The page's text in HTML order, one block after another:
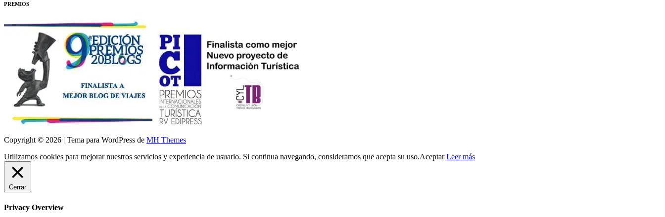
PREMIOS
Copyright © 2026 | Tema para WordPress de MH Themes
Utilizamos cookies para mejorar nuestros servicios y experiencia de usuario. Si continua navegando, consideramos que acepta su uso.Aceptar Leer más
Cerrar
Privacy Overview